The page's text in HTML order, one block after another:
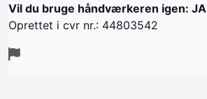
Vil du bruge håndværkeren igen: JA
Oprettet i cvr nr.: 44803542